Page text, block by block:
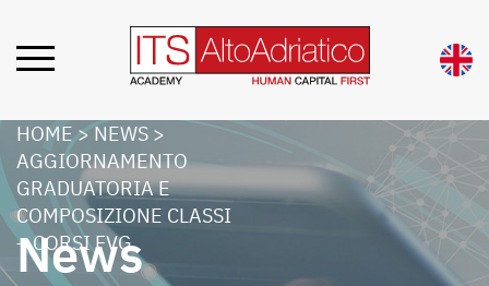
HOME>NEWS >
AGGIORNAMENTO
GRADUATORIA E
COMPOSIZIONE CLASSI
– CORSI FVG
News